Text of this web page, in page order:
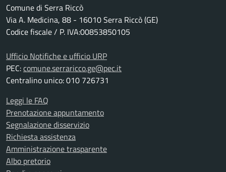
Comune di Serra Riccò
Via A. Medicina, 88 - 16010 Serra Riccò (GE)
Codice fiscale / P. IVA:00853850105
Ufficio Notifiche e ufficio URP
PEC:comune.serraricco.ge@pec.it
Centralino unico: 010 726731
Leggi le FAQ
Prenotazione appuntamento
Segnalazione disservizio
Richiesta assistenza
Amministrazione trasparente
Albo pretorio